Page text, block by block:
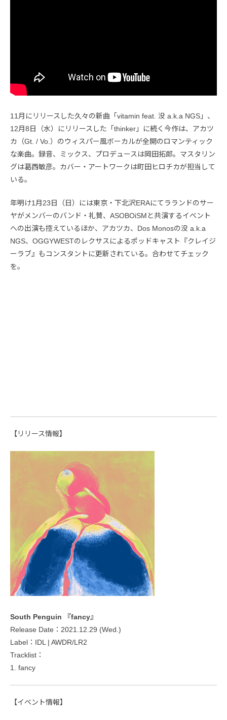
11月にリリースした久々の新曲「vitamin feat. 没 a.k.a NGS」、
12月8日（水）にリリースした「thinker」に続く今作は、アカツ
カ（Gt. / Vo.）のウィスパー風ボーカルが全開のロマンティック
な楽曲。録音、ミックス、プロデュースは岡田拓郎。マスタリン
グは葛西敏彦。カバー・アートワークは町田ヒロチカが担当して
いる。
年明け1月23日（日）には東京・下北沢ERAにてラランドのサー
ヤがメンバーのバンド・礼賛、ASOBOiSMと共演するイベント
への出演も控えているほか、アカツカ、Dos Monosの没 a.k.a
NGS、OGGYWESTのレクサスによるポッドキャスト『クレイジ
ーラブ』もコンスタントに更新されている。合わせてチェック
を。
【リリース情報】
South Penguin 『fancy』
Release Date：2021.12.29 (Wed.)
Label：IDL | AWDR/LR2
Tracklist：
1. fancy
【イベント情報】